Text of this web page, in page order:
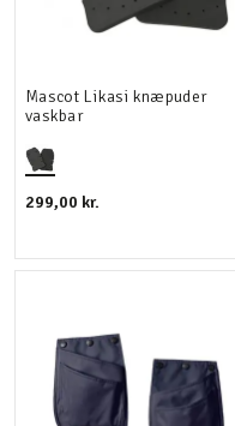
Mascot Likasi knæpuder
vaskbar
299,00 kr.